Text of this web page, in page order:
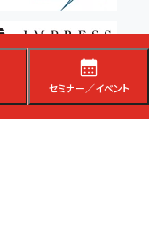
セミナー／イベント